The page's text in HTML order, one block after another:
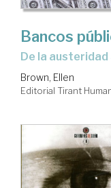
Bancos
de la
Brown, Ellen
Editorial Tirant